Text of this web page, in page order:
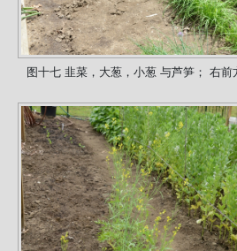
图十七 韭菜，大葱，小葱 与芦笋； 右前